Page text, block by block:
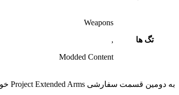
تگ ها
Weapons
,
Modded Content
به دومین قسمت سفارشی Project Extended Arms خوش آمدید، یک پروژه Modding که به ارائه محتوای اسلحه با کیفیت بالا به Ravenfield اختصاص دارد.